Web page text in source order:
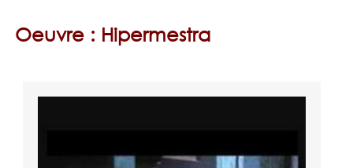
Oeuvre : Hipermestra